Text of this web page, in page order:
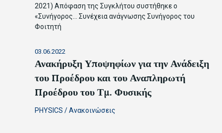
2021) Απόφαση της Συγκλήτου συστήθηκε ο
«Συνήγορος…Συνέχεια ανάγνωσης Συνήγορος του
Φοιτητή
03.06.2022
Ανακήρυξη Υποψηφίων για την Ανάδειξη
του Προέδρου και του Αναπληρωτή
Προέδρου του Τμ. Φυσικής
PHYSICS /Ανακοινώσεις